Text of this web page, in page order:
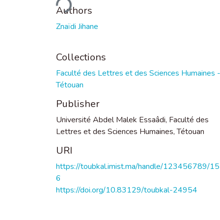
Authors
Znaïdi Jihane
Collections
Faculté des Lettres et des Sciences Humaines -
Tétouan
Publisher
Université Abdel Malek Essaâdi, Faculté des
Lettres et des Sciences Humaines, Tétouan
URI
https://toubkal.imist.ma/handle/123456789/
6
https://doi.org/10.83129/toubkal-24954